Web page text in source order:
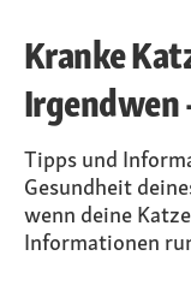
Kranke
Irgendwen
Tipps und
Gesundheit
wenn deine
Informationen